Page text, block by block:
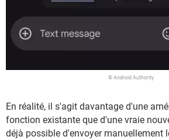
© Android Authority
En réalité, il s'agit davantage d'une
fonction existante que d'une vraie
déjà possible d'envoyer manuellement